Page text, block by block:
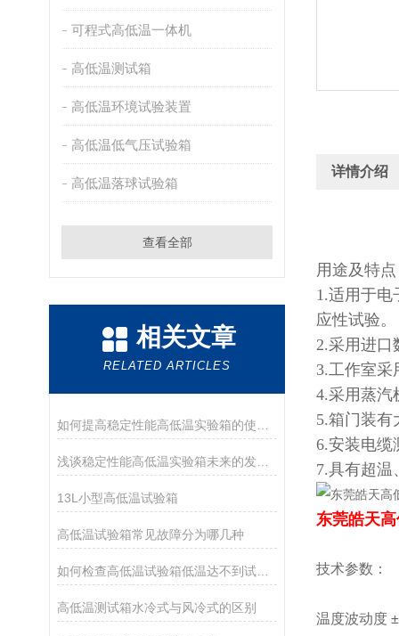
可程式高低温一体机
高低温测试箱
高低温环境试验装置
高低温低气压试验箱
高低温落球试验箱
查看全部
相关文章
RELATED ARTICLES
浅谈稳定性能高低温实验箱未来的发展思路
13L小型高低温试验箱
高低温试验箱常见故障分为哪几种
高低温测试箱水冷式与风冷式的区别
详情介绍
用途及特
1.适用于电
应性试验。
2.采用进口
3.工作室采
4.采用蒸汽
5.箱门装有
6.安装电缆
7.具有超温
东莞皓天
技术参数：
温度波动度